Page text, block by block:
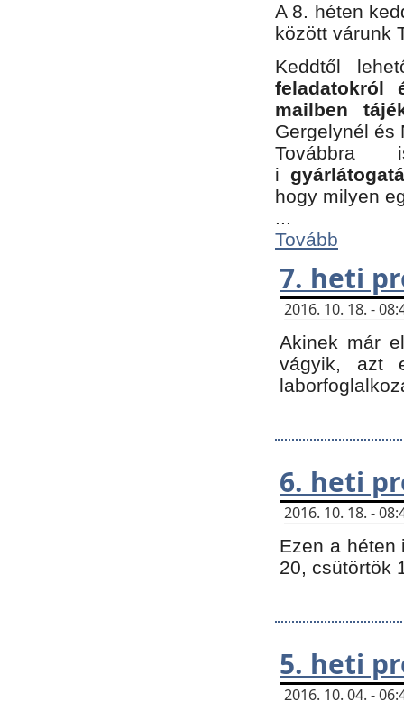
A 8. héten
között várunk
Keddtől
feladatokról
mailben
Gergelynél és
Továbbra
i
hogy milyen
...
Tovább
7. heti
2016. 10. 18. -
Akinek már
vágyik, azt
6. heti
2016. 10. 18. -
Ezen a héten
20, csütörtök
5. heti
2016. 10. 04. -